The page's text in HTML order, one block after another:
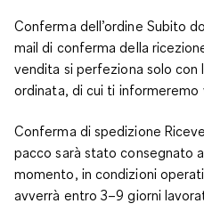
Conferma dell’ordine Subito
mail di conferma della
vendita si perfeziona solo con
ordinata, di cui ti informeremo
Conferma di spedizione
pacco sarà stato consegnato
momento, in condizioni
avverrà entro 3–9 giorni